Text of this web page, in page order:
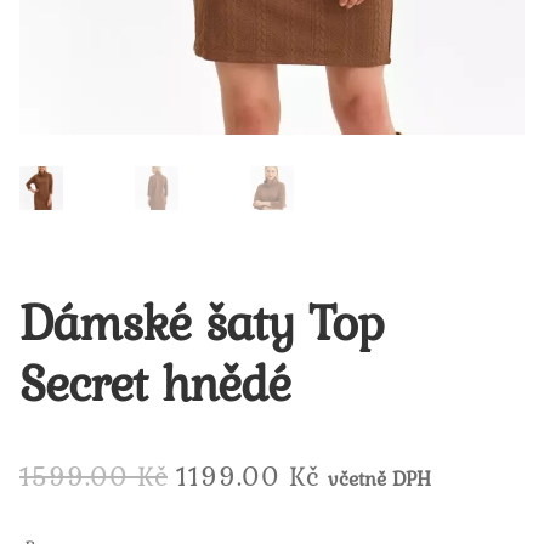
Dámské šaty Top
Secret hnědé
1599.00Kč Původní
1199.00 Kč Aktuální
včetně DPH